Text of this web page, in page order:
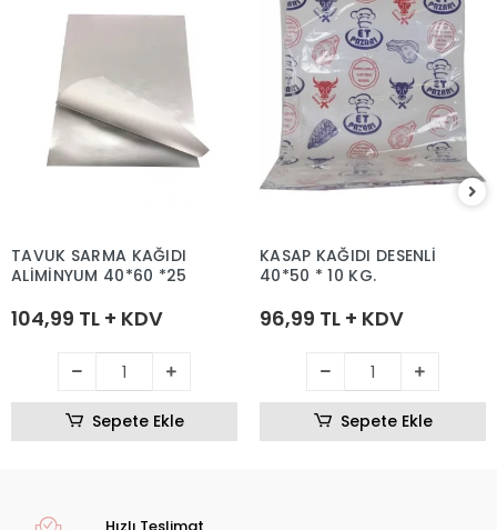
TAVUK SARMA KAĞIDI
ALİMİNYUM 40*60 *25
104,99 TL + KDV
Sepete Ekle
KASAP KAĞIDI DESENLİ
40*50 * 10 KG.
96,99 TL + KDV
Sepete Ekle